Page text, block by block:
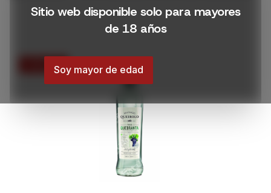
Sitio web disponible solo para mayores
de 18 años
Soy mayor de edad
15% OFF